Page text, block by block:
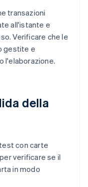
transazioni
all'istante e
Verificare che le
gestite e
l'elaborazione.
della
con carte
verificare se il
in modo